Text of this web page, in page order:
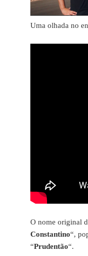
Uma olhada no
O nome original
Constantino“,
“Prudentão“.